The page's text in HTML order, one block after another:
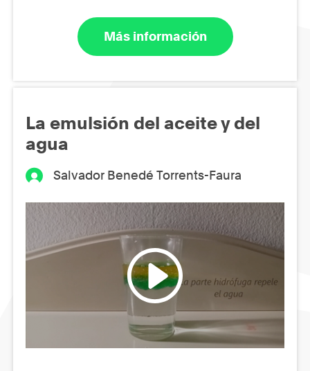
Más información
La emulsión del aceite y del
agua
Salvador Benedé Torrents-Faura